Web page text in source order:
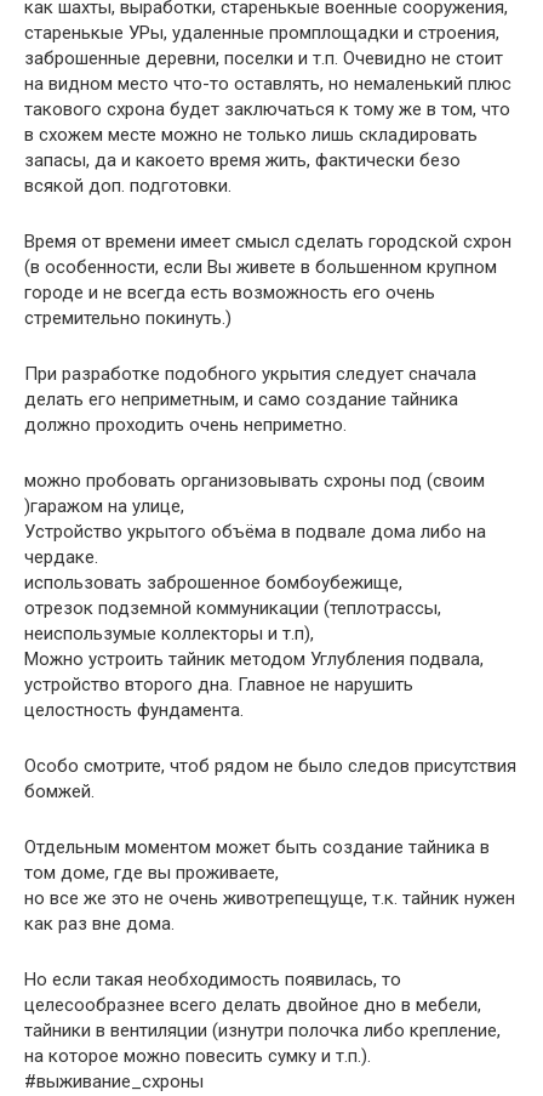
как шахты, выработки, старенькые военные сооружения,
старенькые УРы, удаленные промплощадки и строения,
заброшенные деревни, поселки и т.п. Очевидно не стоит
на видном место что-то оставлять, но немаленький плюс
такового схрона будет заключаться к тому же в том, что
в схожем месте можно не только лишь складировать
запасы, да и какоето время жить, фактически безо
всякой доп. подготовки.
Время от времени имеет смысл сделать городской схрон
(в особенности, если Вы живете в большенном крупном
городе и не всегда есть возможность его очень
стремительно покинуть.)
При разработке подобного укрытия следует сначала
делать его неприметным, и само создание тайника
должно проходить очень неприметно.
можно пробовать организовывать схроны под (своим
)гаражом на улице,
Устройство укрытого объёма в подвале дома либо на
чердаке.
использовать заброшенное бомбоубежище,
отрезок подземной коммуникации (теплотрассы,
неиспользумые коллекторы и т.п),
Можно устроить тайник методом Углубления подвала,
устройство второго дна. Главное не нарушить
целостность фундамента.
Особо смотрите, чтоб рядом не было следов присутствия
бомжей.
Отдельным моментом может быть создание тайника в
том доме, где вы проживаете,
но все же это не очень животрепещуще, т.к. тайник нужен
как раз вне дома.
Но если такая необходимость появилась, то
целесообразнее всего делать двойное дно в мебели,
тайники в вентиляции (изнутри полочка либо крепление,
на которое можно повесить сумку и т.п.).
#выживание_схроны